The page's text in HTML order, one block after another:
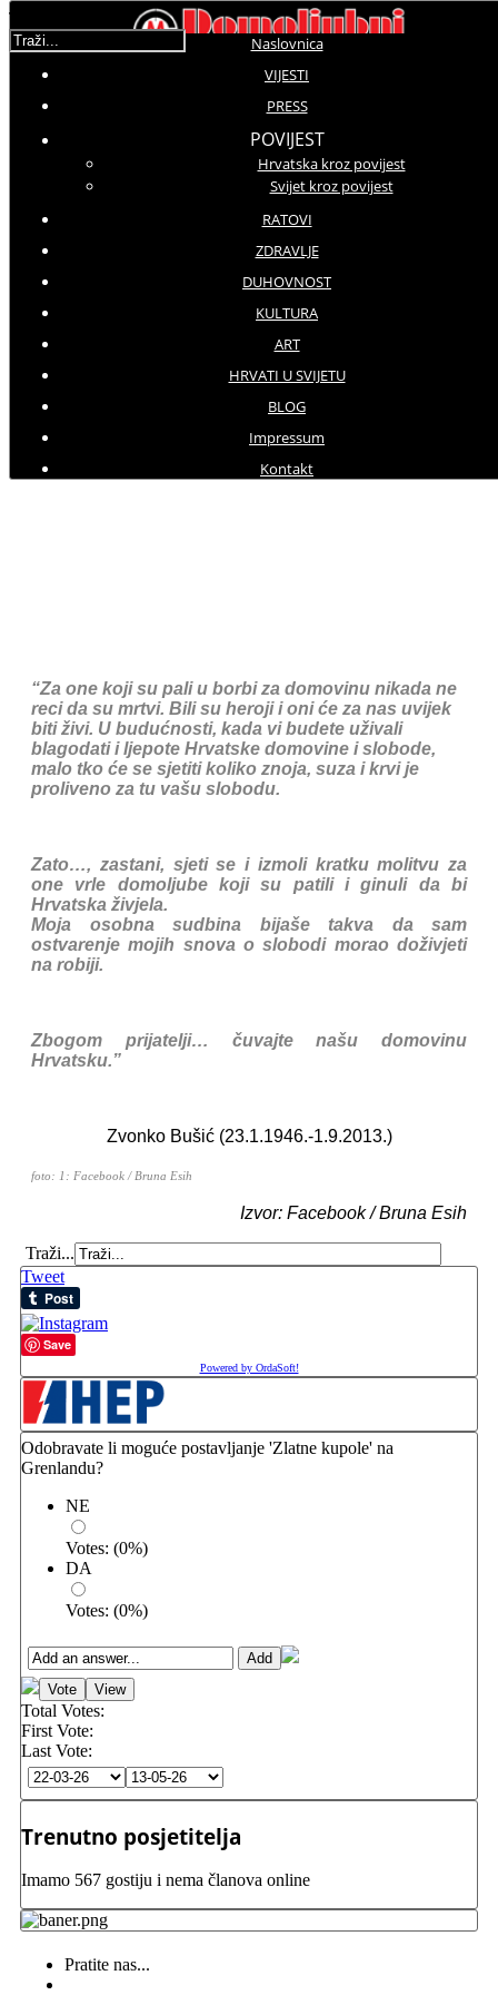
Naslovnica
VIJESTI
PRESS
POVIJEST
Hrvatska kroz povijest
Svijet kroz povijest
RATOVI
ZDRAVLJE
DUHOVNOST
KULTURA
ART
HRVATI U SVIJETU
BLOG
Impressum
Kontakt
Traži...
Molimo ocijenite
Utorak, 04 Listopad 2016 03:25
Čuvajte našu domovinu Hrvatsku
“Za one koji su pali u borbi za domovinu nikada ne
reci da su mrtvi. Bili su heroji i oni će za nas uvijek
biti živi. U budućnosti, kada vi budete uživali
blagodati i ljepote Hrvatske domovine i slobode,
malo tko će se sjetiti koliko znoja, suza i krvi je
proliveno za tu vašu slobodu.
Zato…, zastani, sjeti se i izmoli kratku molitvu za
one vrle domoljube koji su patili i ginuli da bi
Hrvatska živjela.
Moja osobna sudbina bijaše takva da sam
ostvarenje mojih snova o slobodi morao doživjeti
na robiji.
Zbogom prijatelji… čuvajte našu domovinu
Hrvatsku.”
Zvonko Bušić (23.1.1946.-1.9.2013.)
foto: 1: Facebook / Bruna Esih
Izvor: Facebook / Bruna Esih
Traži...
Tweet
Save
Powered by OrdaSoft!
Odobravate li moguće postavljanje 'Zlatne kupole' na
Grenlandu?
NE
Votes: (0%)
DA
Votes: (0%)
Total Votes:
First Vote:
Last Vote:
Trenutno posjetitelja
Imamo 567 gostiju i nema članova online
Pratite nas...